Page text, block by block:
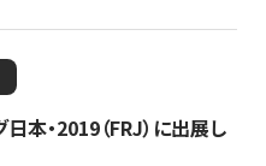
日本・2019（FRJ）に出展し